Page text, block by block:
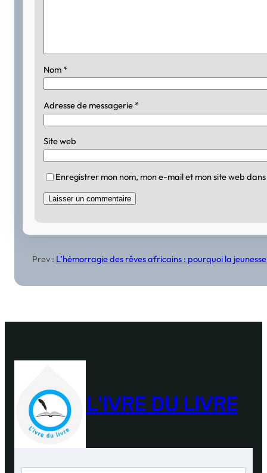
Nom *
Adresse de messagerie *
Site web
Enregistrer mon nom, mon e-mail et mon site web
Prev : L’hémorragie des rêves africains : pourquoi la
L'IVRE DU LIVRE